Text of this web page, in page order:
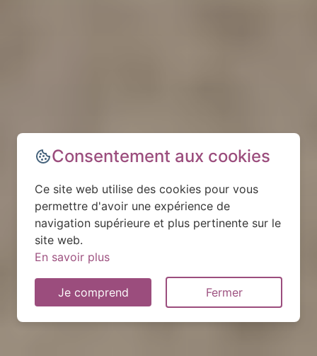
Consentement aux cookies
Ce site web utilise des cookies pour vous
permettre d'avoir une expérience de
navigation supérieure et plus pertinente sur le
site web.
En savoir plus
Je comprend Fermer